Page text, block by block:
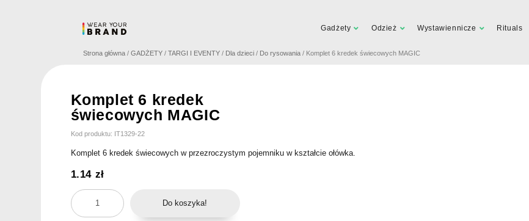
Gadżety Odzież Wystawiennicze Rituals
Strona główna /GADŻETY /TARGI I EVENTY / Dla dzieci / Do rysowania / Komplet 6 kredek świecowych MAGIC
Komplet 6 kredek
świecowych MAGIC
Kod produktu: IT1329-22
Komplet 6 kredek świecowych w przezroczystym pojemniku w kształcie ołówka.
1.14 zł
ilość
Komplet
Do koszyka!